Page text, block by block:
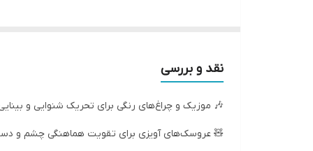
نقد و بررسی
🎶 موزیک و چراغ‌های رنگی برای تحریک شنوایی و
🧸 عروسک‌های آویزی برای تقویت هماهنگی چشم و